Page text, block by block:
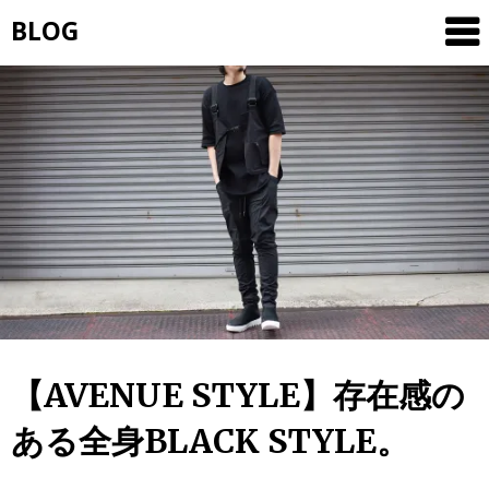
to
content
BLOG
【AVENUE STYLE】存在感の
ある全身BLACK STYLE。